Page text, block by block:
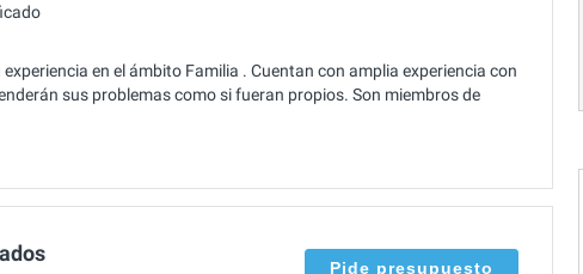
en el ámbito Familia . Cuentan con amplia experiencia con
sus problemas como si fueran propios. Son miembros de
Pide presupuesto